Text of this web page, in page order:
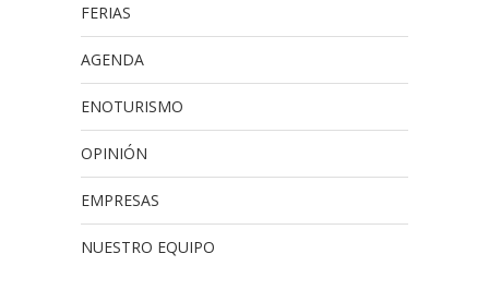
FERIAS
AGENDA
ENOTURISMO
OPINIÓN
EMPRESAS
NUESTRO EQUIPO